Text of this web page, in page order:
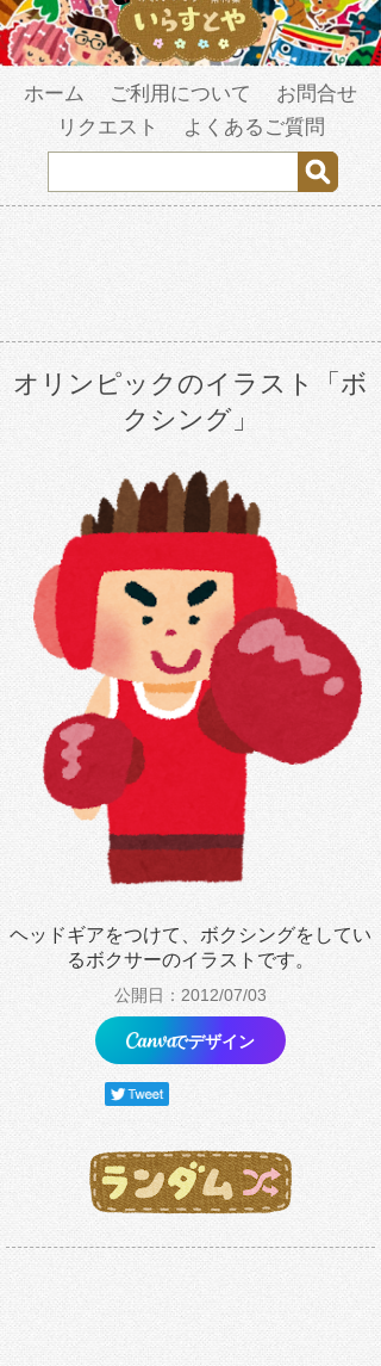
ホーム ご利用について
お問合せ
リクエスト
よくあるご質問
オリンピックのイラスト「ボ
クシング」
ヘッドギアをつけて、ボクシングをしてい
るボクサーのイラストです。
公開日：2012/07/03
でデザイン